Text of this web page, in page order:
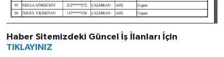
Haber Sitemizdeki Güncel İş İlanları İçin
TIKLAYINIZ